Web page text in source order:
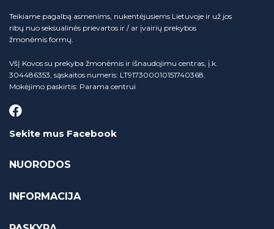
Teikiame pagalbą asmenims, nukentėjusiems Lietuvoje ir už jos
ribų nuo seksualinės prievartos ir / ar įvairių prekybos
žmonėmis formų.
VšĮ Kovos su prekyba žmonėmis ir išnaudojimu centras, į.k.
304486353, sąskaitos numeris: LT917300010151740368.
Mokėjimo paskirtis: Parama centrui
Sekite mus Facebook
NUORODOS
INFORMACIJA